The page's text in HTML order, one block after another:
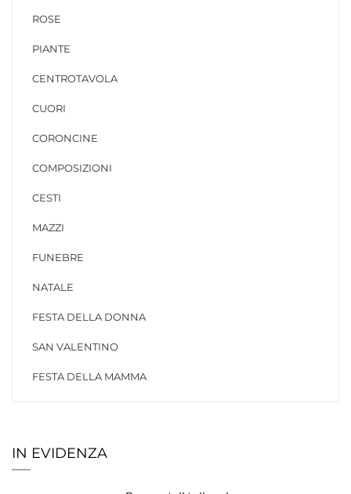
ROSE
PIANTE
CENTROTAVOLA
CUORI
CORONCINE
COMPOSIZIONI
CESTI
MAZZI
FUNEBRE
NATALE
FESTA DELLA DONNA
SAN VALENTINO
FESTA DELLA MAMMA
IN EVIDENZA